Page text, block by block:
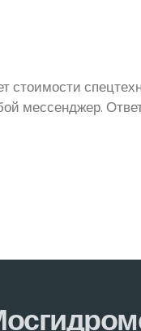
стоимости
мессенджер.